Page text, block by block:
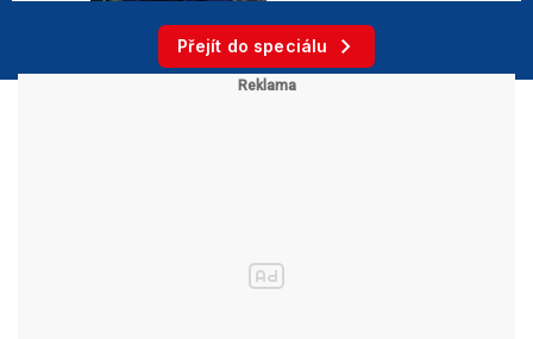
Přejít do speciálu